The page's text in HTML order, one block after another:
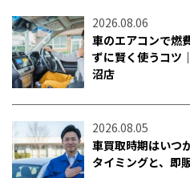
2026.08.06
車のエアコンで燃
ずに賢く使うコツ
沼店
2026.08.05
車買取時期はいつ
タイミングと、即